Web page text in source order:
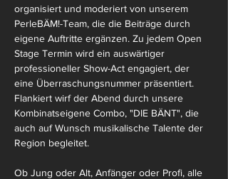
organisiert und moderiert von unserem
PerleBÄM!-Team, die die Beiträge durch
eigene Auftritte ergänzen. Zu jedem Open
Stage Termin wird ein auswärtiger
professioneller Show-Act engagiert, der
eine Überraschungsnummer präsentiert.
Flankiert wirf der Abend durch unsere
Kombinatseigene Combo, "DIE BÄNT", die
auch auf Wunsch musikalische Talente der
Region begleitet.
Ob Jung oder Alt, Anfänger oder Profi, alle